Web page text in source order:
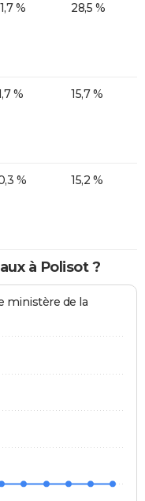
% 28,5 %
% 15,7 %
% 15,2 %
à Polisot ?
ministère de la